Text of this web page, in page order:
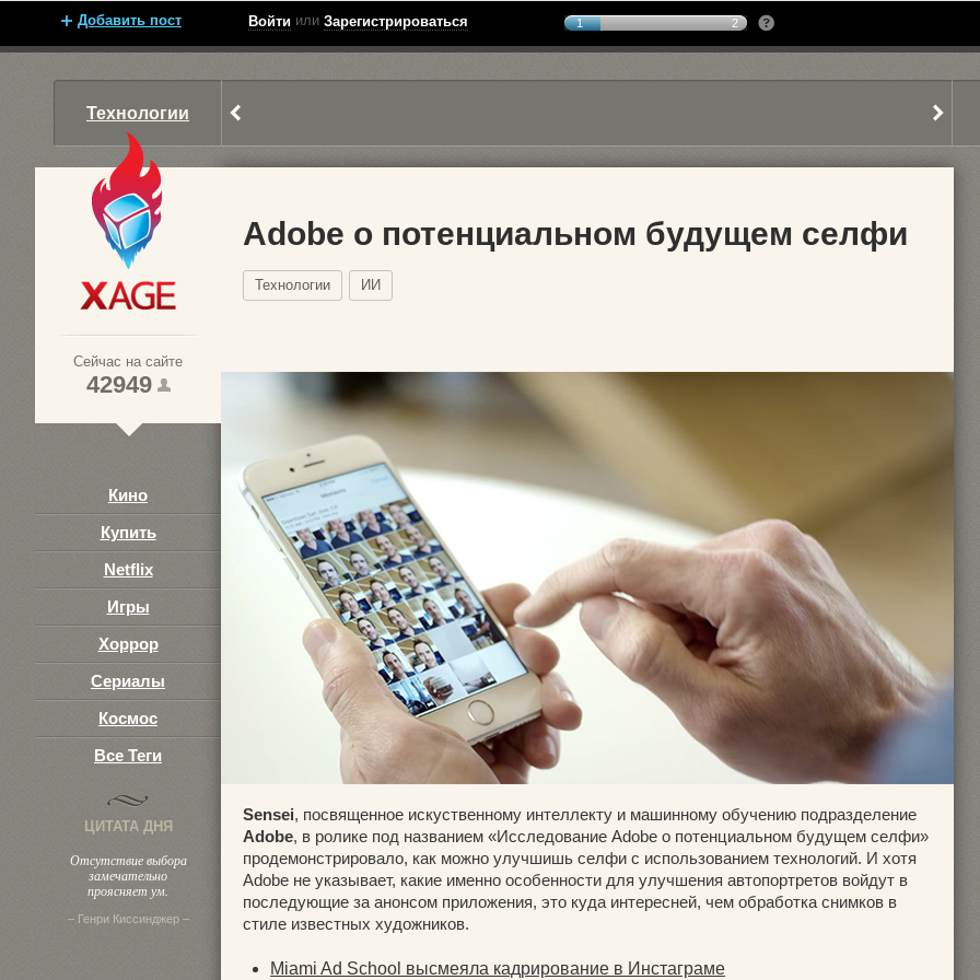
Добавить пост Войти или Зарегистрироваться 1 2
Технологии
1
Сейчас на сайте
42949
Кино
Купить
Netflix
Игры
Хоррор
Сериалы
Космос
Все Теги
ЦИТАТА ДНЯ
Отсутствие выбора
замечательно
проясняет ум.
– Генри Киссинджер –
Adobe о потенциальном будущем селфи
Технологии ИИ
Sensei, посвященное искуственному интеллекту и машинному обучению подразделение
Adobe, в ролике под названием «Исследование Adobe о потенциальном будущем селфи»
продемонстрировало, как можно улучшишь селфи с использованием технологий. И хотя
Adobe не указывает, какие именно особенности для улучшения автопортретов войдут в
последующие за анонсом приложения, это куда интересней, чем обработка снимков в
стиле известных художников.
Miami Ad School высмеяла кадрирование в Инстаграме